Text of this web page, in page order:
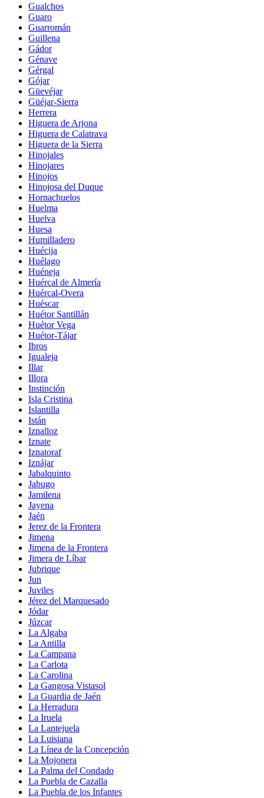
Gualchos
Guaro
Guarromán
Guillena
Gádor
Génave
Gérgal
Gójar
Güevéjar
Güéjar-Sierra
Herrera
Higuera de Arjona
Higuera de Calatrava
Higuera de la Sierra
Hinojales
Hinojares
Hinojos
Hinojosa del Duque
Hornachuelos
Huelma
Huelva
Huesa
Humilladero
Huécija
Huélago
Huéneja
Huércal de Almería
Huércal-Overa
Huéscar
Huétor Santillán
Huétor Vega
Huétor-Tájar
Ibros
Igualeja
Illar
Illora
Instinción
Isla Cristina
Islantilla
Istán
Iznalloz
Iznate
Iznatoraf
Iznájar
Jabalquinto
Jabugo
Jamilena
Jayena
Jaén
Jerez de la Frontera
Jimena
Jimena de la Frontera
Jimera de Líbar
Jubrique
Jun
Juviles
Jérez del Marquesado
Jódar
Júzcar
La Algaba
La Antilla
La Campana
La Carlota
La Carolina
La Gangosa Vistasol
La Guardia de Jaén
La Herradura
La Iruela
La Lantejuela
La Luisiana
La Línea de la Concepción
La Mojonera
La Palma del Condado
La Puebla de Cazalla
La Puebla de los Infantes